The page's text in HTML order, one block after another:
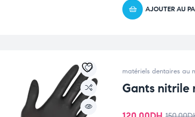
AJOUTER AU
matériels dentaires au
Gants nitrile